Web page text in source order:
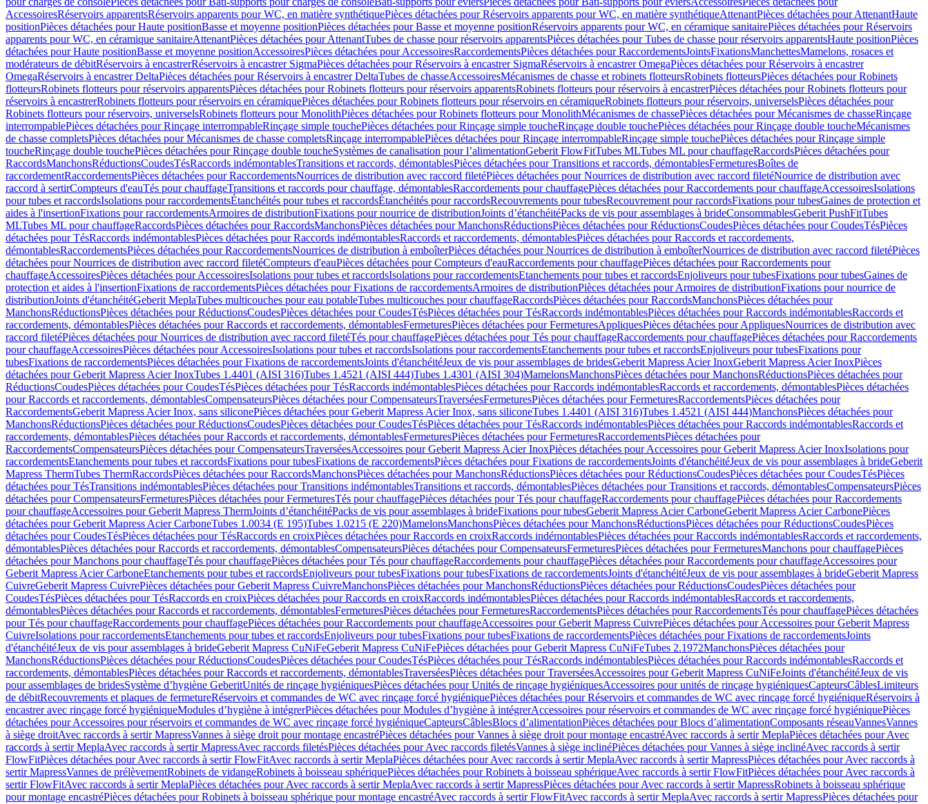
AccessoiresRéservoirs apparentsRéservoirs apparents pour WC, en matière synthétiquePièces détachées pour Réservoirs apparents pour WC, en matière synthétiqueAttenantPièces détachées pour AttenantHaute
positionPièces détachées pour Haute positionBasse et moyenne positionPièces détachées pour Basse et moyenne positionRéservoirs apparents pour WC, en céramique sanitairePièces détachées pour Réservoirs
apparents pour WC, en céramique sanitaireAttenantPièces détachées pour AttenantTubes de chasse pour réservoirs apparentsPièces détachées pour Tubes de chasse pour réservoirs apparentsHaute positionPièces
détachées pour Haute positionBasse et moyenne positionAccessoiresPièces détachées pour AccessoiresRaccordementsPièces détachées pour RaccordementsJointsFixationsManchettesMamelons, rosaces et
modérateurs de débitRéservoirs à encastrerRéservoirs à encastrer SigmaPièces détachées pour Réservoirs à encastrer SigmaRéservoirs à encastrer OmegaPièces détachées pour Réservoirs à encastrer
OmegaRéservoirs à encastrer DeltaPièces détachées pour Réservoirs à encastrer DeltaTubes de chasseAccessoiresMécanismes de chasse et robinets flotteursRobinets flotteursPièces détachées pour Robinets
flotteursRobinets flotteurs pour réservoirs apparentsPièces détachées pour Robinets flotteurs pour réservoirs apparentsRobinets flotteurs pour réservoirs à encastrerPièces détachées pour Robinets flotteurs pour
réservoirs à encastrerRobinets flotteurs pour réservoirs en céramiquePièces détachées pour Robinets flotteurs pour réservoirs en céramiqueRobinets flotteurs pour réservoirs, universelsPièces détachées pour
Robinets flotteurs pour réservoirs, universelsRobinets flotteurs pour MonolithPièces détachées pour Robinets flotteurs pour MonolithMécanismes de chassePièces détachées pour Mécanismes de chasseRinçage
interrompablePièces détachées pour Rinçage interrompableRinçage simple touchePièces détachées pour Rinçage simple toucheRinçage double touchePièces détachées pour Rinçage double toucheMécanismes
de chasse completsPièces détachées pour Mécanismes de chasse completsRinçage interrompablePièces détachées pour Rinçage interrompableRinçage simple touchePièces détachées pour Rinçage simple
toucheRinçage double touchePièces détachées pour Rinçage double toucheSystèmes de canalisation pour l’alimentationGeberit FlowFitTubes MLTubes ML pour chauffageRaccordsPièces détachées pour
RaccordsManchonsRéductionsCoudesTésRaccords indémontablesTransitions et raccords, démontablesPièces détachées pour Transitions et raccords, démontablesFermeturesBoîtes de
raccordementRaccordementsPièces détachées pour RaccordementsNourrices de distribution avec raccord filetéPièces détachées pour Nourrices de distribution avec raccord filetéNourrice de distribution avec
raccord à sertirCompteurs d'eauTés pour chauffageTransitions et raccords pour chauffage, démontablesRaccordements pour chauffagePièces détachées pour Raccordements pour chauffageAccessoiresIsolations
pour tubes et raccordsIsolations pour raccordementsÉtanchéités pour tubes et raccordsÉtanchéités pour raccordsRecouvrements pour tubesRecouvrement pour raccordsFixations pour tubesGaines de protection et
aides à l'insertionFixations pour raccordementsArmoires de distributionFixations pour nourrice de distributionJoints d’étanchéitéPacks de vis pour assemblages à brideConsommablesGeberit PushFitTubes
MLTubes ML pour chauffageRaccordsPièces détachées pour RaccordsManchonsPièces détachées pour ManchonsRéductionsPièces détachées pour RéductionsCoudesPièces détachées pour CoudesTésPièces
détachées pour TésRaccords indémontablesPièces détachées pour Raccords indémontablesRaccords et raccordements, démontablesPièces détachées pour Raccords et raccordements,
démontablesRaccordementsPièces détachées pour RaccordementsNourrices de distribution à emboîterPièces détachées pour Nourrices de distribution à emboîterNourrices de distribution avec raccord filetéPièces
détachées pour Nourrices de distribution avec raccord filetéCompteurs d'eauPièces détachées pour Compteurs d'eauRaccordements pour chauffagePièces détachées pour Raccordements pour
chauffageAccessoiresPièces détachées pour AccessoiresIsolations pour tubes et raccordsIsolations pour raccordementsEtanchements pour tubes et raccordsEnjoliveurs pour tubesFixations pour tubesGaines de
protection et aides à l'insertionFixations de raccordementsPièces détachées pour Fixations de raccordementsArmoires de distributionPièces détachées pour Armoires de distributionFixations pour nourrice de
distributionJoints d'étanchéitéGeberit MeplaTubes multicouches pour eau potableTubes multicouches pour chauffageRaccordsPièces détachées pour RaccordsManchonsPièces détachées pour
ManchonsRéductionsPièces détachées pour RéductionsCoudesPièces détachées pour CoudesTésPièces détachées pour TésRaccords indémontablesPièces détachées pour Raccords indémontablesRaccords et
raccordements, démontablesPièces détachées pour Raccords et raccordements, démontablesFermeturesPièces détachées pour FermeturesAppliquesPièces détachées pour AppliquesNourrices de distribution avec
raccord filetéPièces détachées pour Nourrices de distribution avec raccord filetéTés pour chauffagePièces détachées pour Tés pour chauffageRaccordements pour chauffagePièces détachées pour Raccordements
pour chauffageAccessoiresPièces détachées pour AccessoiresIsolations pour tubes et raccordsIsolations pour raccordementsEtanchements pour tubes et raccordsEnjoliveurs pour tubesFixations pour
tubesFixations de raccordementsPièces détachées pour Fixations de raccordementsJoints d'étanchéitéJeux de vis pour assemblages de bridesGeberit Mapress Acier InoxGeberit Mapress Acier InoxPièces
détachées pour Geberit Mapress Acier InoxTubes 1.4401 (AISI 316)Tubes 1.4521 (AISI 444)Tubes 1.4301 (AISI 304)MamelonsManchonsPièces détachées pour ManchonsRéductionsPièces détachées pour
RéductionsCoudesPièces détachées pour CoudesTésPièces détachées pour TésRaccords indémontablesPièces détachées pour Raccords indémontablesRaccords et raccordements, démontablesPièces détachées
pour Raccords et raccordements, démontablesCompensateursPièces détachées pour CompensateursTraverséesFermeturesPièces détachées pour FermeturesRaccordementsPièces détachées pour
RaccordementsGeberit Mapress Acier Inox, sans siliconePièces détachées pour Geberit Mapress Acier Inox, sans siliconeTubes 1.4401 (AISI 316)Tubes 1.4521 (AISI 444)ManchonsPièces détachées pour
ManchonsRéductionsPièces détachées pour RéductionsCoudesPièces détachées pour CoudesTésPièces détachées pour TésRaccords indémontablesPièces détachées pour Raccords indémontablesRaccords et
raccordements, démontablesPièces détachées pour Raccords et raccordements, démontablesFermeturesPièces détachées pour FermeturesRaccordementsPièces détachées pour
RaccordementsCompensateursPièces détachées pour CompensateursTraverséesAccessoires pour Geberit Mapress Acier InoxPièces détachées pour Accessoires pour Geberit Mapress Acier InoxIsolations pour
raccordementsEtanchements pour tubes et raccordsFixations pour tubesFixations de raccordementsPièces détachées pour Fixations de raccordementsJoints d'étanchéitéJeux de vis pour assemblages à brideGeberit
Mapress ThermTubes ThermRaccordsPièces détachées pour RaccordsManchonsPièces détachées pour ManchonsRéductionsPièces détachées pour RéductionsCoudesPièces détachées pour CoudesTésPièces
détachées pour TésTransitions indémontablesPièces détachées pour Transitions indémontablesTransitions et raccords, démontablesPièces détachées pour Transitions et raccords, démontablesCompensateursPièces
détachées pour CompensateursFermeturesPièces détachées pour FermeturesTés pour chauffagePièces détachées pour Tés pour chauffageRaccordements pour chauffagePièces détachées pour Raccordements
pour chauffageAccessoires pour Geberit Mapress ThermJoints d’étanchéitéPacks de vis pour assemblages à brideFixations pour tubesGeberit Mapress Acier CarboneGeberit Mapress Acier CarbonePièces
détachées pour Geberit Mapress Acier CarboneTubes 1.0034 (E 195)Tubes 1.0215 (E 220)MamelonsManchonsPièces détachées pour ManchonsRéductionsPièces détachées pour RéductionsCoudesPièces
détachées pour CoudesTésPièces détachées pour TésRaccords en croixPièces détachées pour Raccords en croixRaccords indémontablesPièces détachées pour Raccords indémontablesRaccords et raccordements,
démontablesPièces détachées pour Raccords et raccordements, démontablesCompensateursPièces détachées pour CompensateursFermeturesPièces détachées pour FermeturesManchons pour chauffagePièces
détachées pour Manchons pour chauffageTés pour chauffagePièces détachées pour Tés pour chauffageRaccordements pour chauffagePièces détachées pour Raccordements pour chauffageAccessoires pour
Geberit Mapress Acier CarboneEtanchements pour tubes et raccordsEnjoliveurs pour tubesFixations pour tubesFixations de raccordementsJoints d'étanchéitéJeux de vis pour assemblages à brideGeberit Mapress
CuivreGeberit Mapress CuivrePièces détachées pour Geberit Mapress CuivreManchonsPièces détachées pour ManchonsRéductionsPièces détachées pour RéductionsCoudesPièces détachées pour
CoudesTésPièces détachées pour TésRaccords en croixPièces détachées pour Raccords en croixRaccords indémontablesPièces détachées pour Raccords indémontablesRaccords et raccordements,
démontablesPièces détachées pour Raccords et raccordements, démontablesFermeturesPièces détachées pour FermeturesRaccordementsPièces détachées pour RaccordementsTés pour chauffagePièces détachées
pour Tés pour chauffageRaccordements pour chauffagePièces détachées pour Raccordements pour chauffageAccessoires pour Geberit Mapress CuivrePièces détachées pour Accessoires pour Geberit Mapress
CuivreIsolations pour raccordementsEtanchements pour tubes et raccordsEnjoliveurs pour tubesFixations pour tubesFixations de raccordementsPièces détachées pour Fixations de raccordementsJoints
d'étanchéitéJeux de vis pour assemblages à brideGeberit Mapress CuNiFeGeberit Mapress CuNiFePièces détachées pour Geberit Mapress CuNiFeTubes 2.1972ManchonsPièces détachées pour
ManchonsRéductionsPièces détachées pour RéductionsCoudesPièces détachées pour CoudesTésPièces détachées pour TésRaccords indémontablesPièces détachées pour Raccords indémontablesRaccords et
raccordements, démontablesPièces détachées pour Raccords et raccordements, démontablesTraverséesPièces détachées pour TraverséesAccessoires pour Geberit Mapress CuNiFeJoints d'étanchéitéJeux de vis
pour assemblages de bridesSystème d’hygiène GeberitUnités de rinçage hygiéniquesPièces détachées pour Unités de rinçage hygiéniquesAccessoires pour unités de rinçage hygiéniquesCapteursCâblesLimiteurs
de débitRecouvrements et plaques de fermetureRéservoirs et commandes de WC avec rinçage forcé hygiéniquePièces détachées pour Réservoirs et commandes de WC avec rinçage forcé hygiéniqueRéservoirs à
encastrer avec rinçage forcé hygiéniqueModules d’hygiène à intégrerPièces détachées pour Modules d’hygiène à intégrerAccessoires pour réservoirs et commandes de WC avec rinçage forcé hygiéniquePièces
détachées pour Accessoires pour réservoirs et commandes de WC avec rinçage forcé hygiéniqueCapteursCâblesBlocs d’alimentationPièces détachées pour Blocs d’alimentationComposants réseauVannesVannes
à siège droitAvec raccords à sertir MapressVannes à siège droit pour montage encastréPièces détachées pour Vannes à siège droit pour montage encastréAvec raccords à sertir MeplaPièces détachées pour Avec
raccords à sertir MeplaAvec raccords à sertir MapressAvec raccords filetésPièces détachées pour Avec raccords filetésVannes à siège inclinéPièces détachées pour Vannes à siège inclinéAvec raccords à sertir
FlowFitPièces détachées pour Avec raccords à sertir FlowFitAvec raccords à sertir MeplaPièces détachées pour Avec raccords à sertir MeplaAvec raccords à sertir MapressPièces détachées pour Avec raccords à
sertir MapressVannes de prélèvementRobinets de vidangeRobinets à boisseau sphériquePièces détachées pour Robinets à boisseau sphériqueAvec raccords à sertir FlowFitPièces détachées pour Avec raccords à
sertir FlowFitAvec raccords à sertir MeplaPièces détachées pour Avec raccords à sertir MeplaAvec raccords à sertir MapressPièces détachées pour Avec raccords à sertir MapressRobinets à boisseau sphérique
pour montage encastréPièces détachées pour Robinets à boisseau sphérique pour montage encastréAvec raccords à sertir FlowFitAvec raccords à sertir MeplaAvec raccords à sertir MapressPièces détachées pour